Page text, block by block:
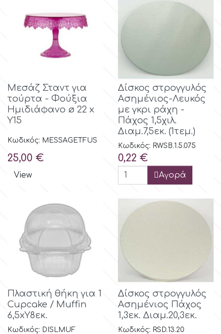
Μεσάζ Σταντ για
τούρτα - Φούξια
Ημιδιάφανο ø 22 x
Υ15
Κωδικός: MESSAGETFUS
Τιμή
25,00 €
View
Δίσκος στρογγυλός
Ασημένιος-Λευκός
με γκρι ράχη -
Πάχος 1,5χιλ.
Διαμ.7,5εκ. (1τεμ.)
Κωδικός: RWSB.1.5.075
Τιμή
0,22 €
Αγορά
Πλαστική θήκη για 1
Cupcake / Muffin
6,5xY8εκ.
Κωδικός: DISLMUF
Δίσκος στρογγυλός
Ασημένιος Πάχος
1,3εκ. Διαμ.20,3εκ.
Κωδικός: RSD.13.20